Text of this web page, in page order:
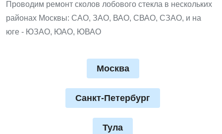
Проводим ремонт сколов лобового стекла в нескольких
районах Москвы: САО, ЗАО, ВАО, СВАО, СЗАО, и на
юге - ЮЗАО, ЮАО, ЮВАО
Москва
Санкт-Петербург
Тула